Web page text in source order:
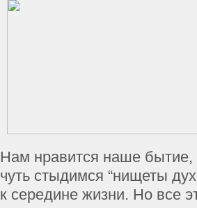
Нам нравится наше
чуть стыдимся “нищеты
к середине жизни. Но все